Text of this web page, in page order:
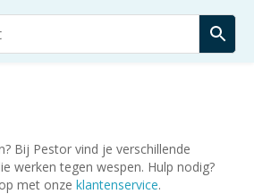
Bij Pestor vind je verschillende
werken tegen wespen. Hulp nodig?
met onze klantenservice.